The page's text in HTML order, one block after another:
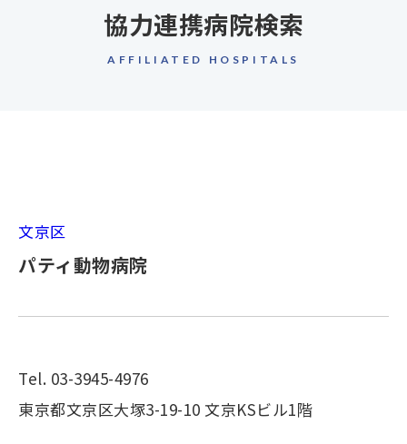
協力連携病院検索
AFFILIATED HOSPITALS
文京区
パティ動物病院
Tel. 03-3945-4976
東京都文京区大塚3-19-10 文京KSビル1階